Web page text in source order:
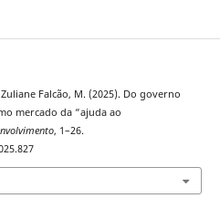
Falcão, M. (2025). Do governo
mercado da “ajuda ao
, 1–26.